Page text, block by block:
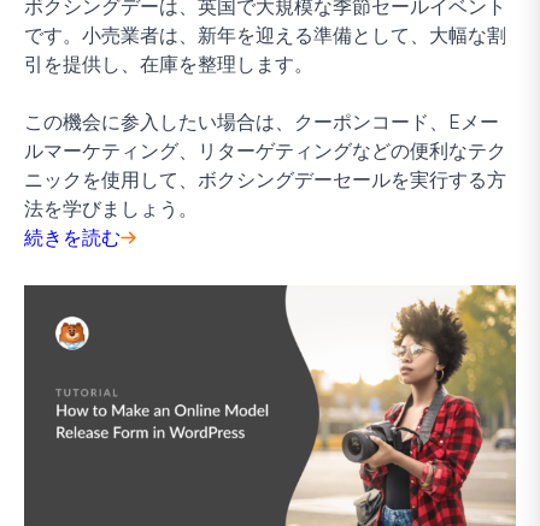
ボクシングデーは、英国で大規模な季節セールイベント
です。小売業者は、新年を迎える準備として、大幅な割
引を提供し、在庫を整理します。
この機会に参入したい場合は、クーポンコード、Eメー
ルマーケティング、リターゲティングなどの便利なテク
ニックを使用して、ボクシングデーセールを実行する方
法を学びましょう。
続きを読む